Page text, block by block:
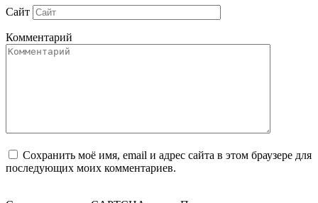
Сайт
Комментарий
Сохранить моё имя, email и адрес сайта в этом браузере для
последующих моих комментариев.